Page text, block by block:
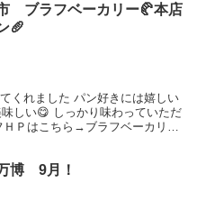
ブラフベーカリー🥐本店
🥖
くれました パン好きには嬉しい
しい😋 しっかり味わっていただ
ＨＰはこちら→ブラフベーカリ
博 9月！